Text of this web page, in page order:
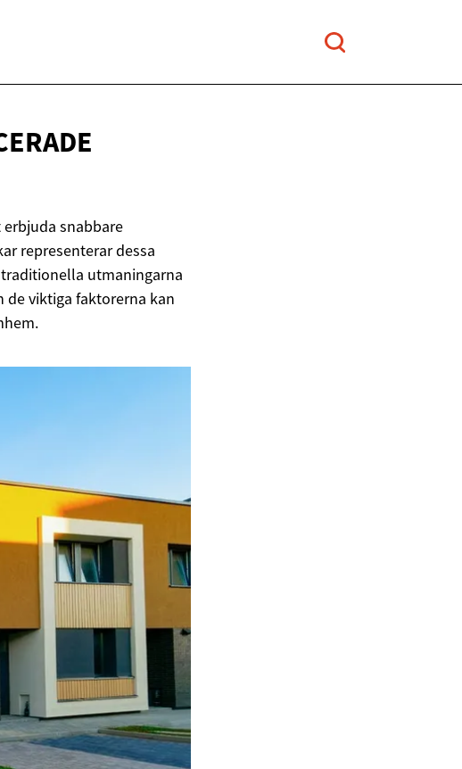
snabbare
representerar dessa
utmaningarna
viktiga faktorerna kan